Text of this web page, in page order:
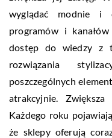
wyglądać modnie i
programów i
dostęp do wiedzy z
rozwiązania
poszczególnych
atrakcyjnie.
Każdego roku
że sklepy oferują